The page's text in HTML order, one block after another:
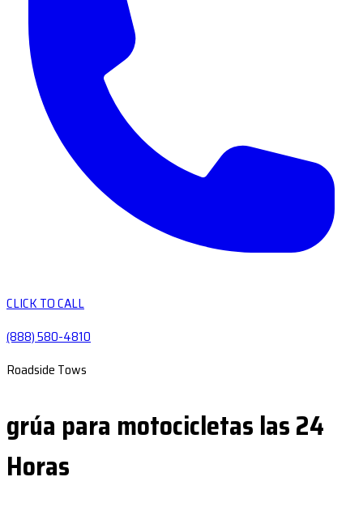
CLICK TO CALL
(888) 580-4810
Roadside Tows
grúa para motocicletas las 24
Horas